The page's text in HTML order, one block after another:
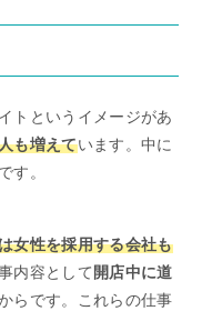
トというイメージがあ
も増えています。中に
す。
女性を採用する会社も
内容として 開店中に道
らです。これらの仕事